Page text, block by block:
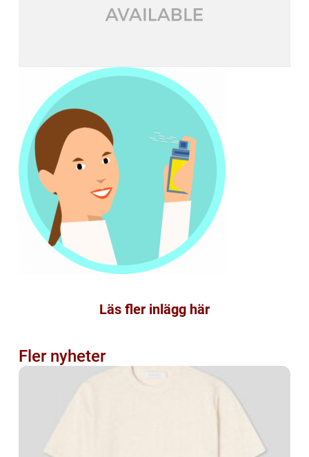
Läs fler inlägg här
Fler nyheter